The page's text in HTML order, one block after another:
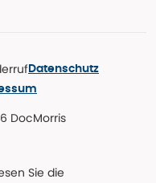
Datenschutz
DocMorris
Sie die